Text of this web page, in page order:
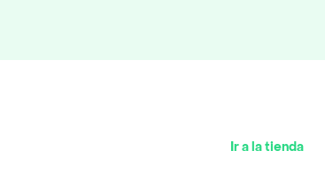
Ir a la tienda